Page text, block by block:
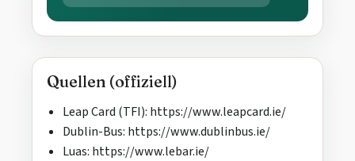
Quellen (offiziell)
Leap Card (TFI): https://www.leapcard.ie/
Dublin-Bus: https://www.dublinbus.ie/
Luas: https://www.lebar.ie/